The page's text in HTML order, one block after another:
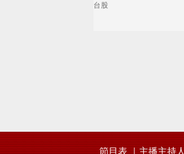
台股
節目表 主播主持